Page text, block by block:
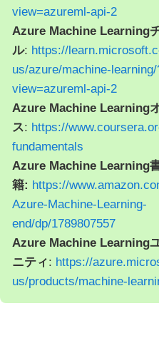
view=azureml-api-2
Azure Machine Learning
ル: https://
us/azure/machine-learning/
view=azureml-api-2
Azure Machine Learning
ス: https://
fundamentals
Azure Machine Learning
籍: https://
Azure-Machine-Learning-
end/dp/1789807557
Azure Machine Learning
ニティ: https://
us/products/machine-